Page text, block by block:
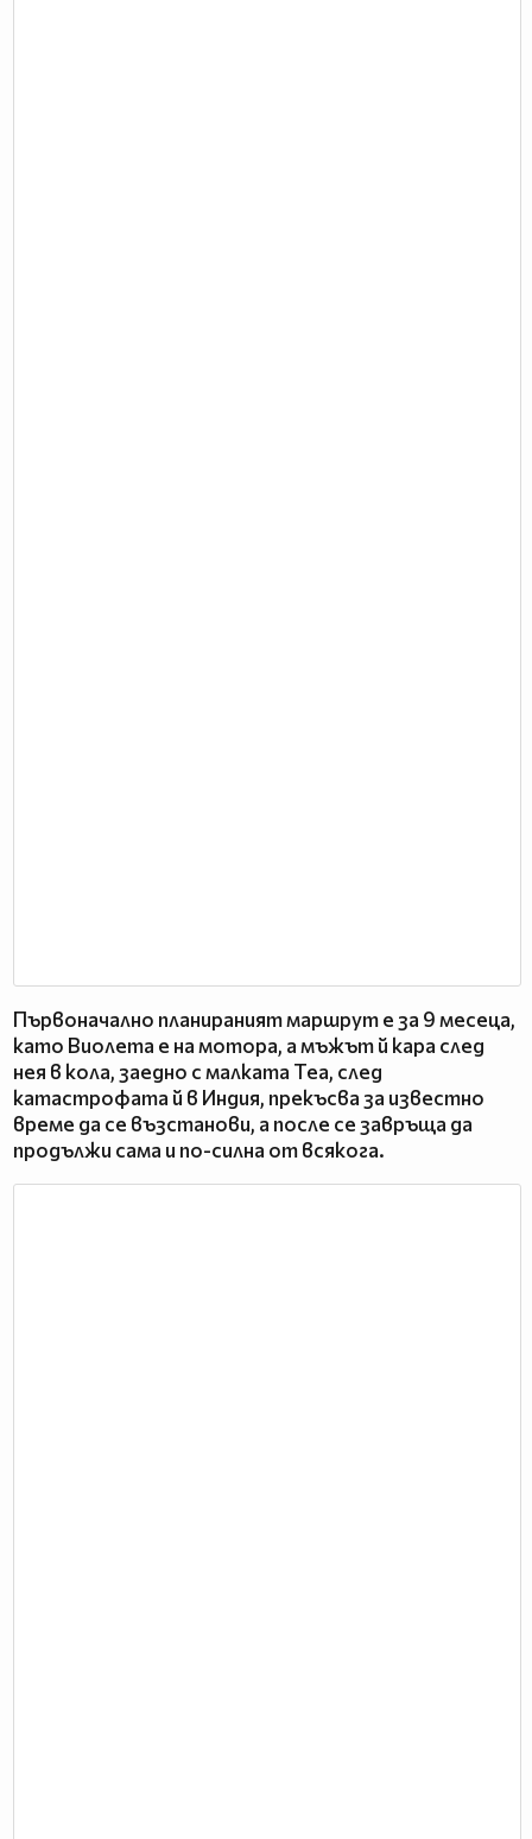
Първоначално планираният маршрут е за 9 месеца,
като Виолета е на мотора, а мъжът й кара след
нея в кола, заедно с малката Теа, след
катастрофата й в Индия, прекъсва за известно
време да се възстанови, а после се завръща да
продължи сама и по-силна от всякога.